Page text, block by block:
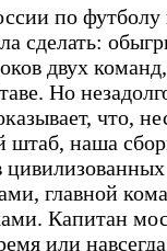
по футболу
сделать:
двух
Но
что,
штаб, наша
главной
Капитан
или